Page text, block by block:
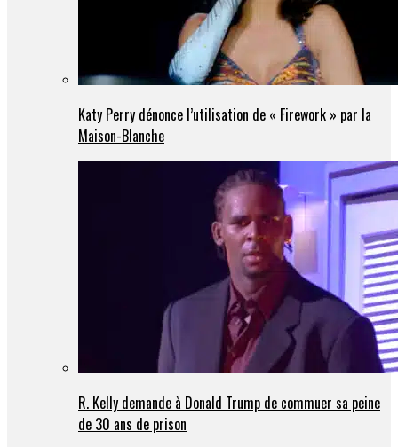
Katy Perry dénonce l’utilisation de « Firework » par la
Maison-Blanche
R. Kelly demande à Donald Trump de commuer sa peine
de 30 ans de prison